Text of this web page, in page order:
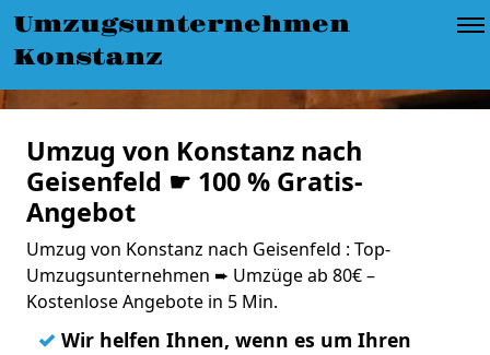
Umzugsunternehmen
Konstanz
Umzug von Konstanz nach
Geisenfeld ☛ 100 % Gratis-
Angebot
Umzug von Konstanz nach Geisenfeld : Top-
Umzugsunternehmen ➨ Umzüge ab 80€ –
Kostenlose Angebote in 5 Min.
✓ Wir helfen Ihnen, wenn es um Ihren